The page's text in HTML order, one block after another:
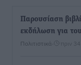
Παρουσίαση
εκδήλωση για
Πολιτιστικά πριν